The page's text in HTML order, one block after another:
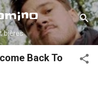
principal
bières
Back To